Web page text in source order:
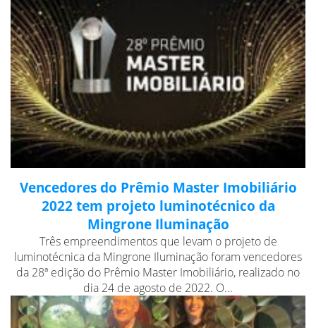
Vencedores do Prêmio Master Imobiliário
2022 tem projeto luminotécnico da
Mingrone Iluminação
Três empreendimentos que levam o projeto de
luminotécnica da Mingrone Iluminação foram vencedores
da 28ª edição do Prêmio Master Imobiliário, realizado no
dia 24 de agosto de 2022. O...